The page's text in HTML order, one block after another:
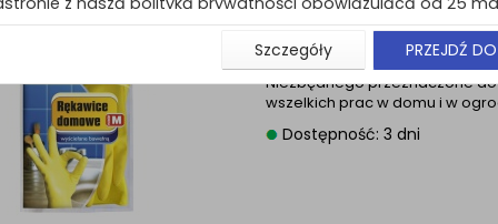
Rękawice domowe
NIEZBĘDNY, rozmiar
Rękawice domowe rozmiar M
Niezbędnego przeznaczone do
wszelkich prac w domu i w
Dostępność: 3 dni
użytkowników zalogowanych, aby umożliwić
i związane z tym prawidłowe działanie naszej
np. wysłanie potwierdzenia zamówienia na
Państwu prawidłowych informacji o promocjach
ważna jest Państwa wcześniejsza zgoda której
zgoda jest dobrowolna i można ją w dowolnym
(rozwiń)
Szczegóły PRZEJDŹ